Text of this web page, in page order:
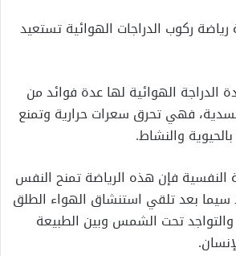
ركوب الدراجات الهوائية تستعيد
الدراجة الهوائية لها عدة فوائد من
فهي تحرق سعرات حرارية وتمنع
والنشاط.
النفسية فإن هذه الرياضة تمنح النفس
سيما بعد تلقي استنشاق الهواء الطلق
تحت الشمس وبين الطبيعة